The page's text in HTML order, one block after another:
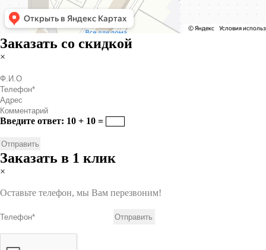
Заказать со скидкой
×
Введите ответ: 10 + 10 =
Заказать в 1 клик
×
Оставьте телефон, мы Вам перезвоним!